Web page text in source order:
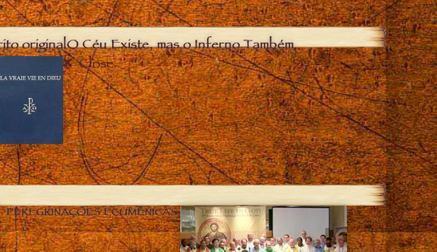
originalO Céu Existe, mas o Inferno Também
Close
PEREGRINAÇÕES ECUMÊNICAS